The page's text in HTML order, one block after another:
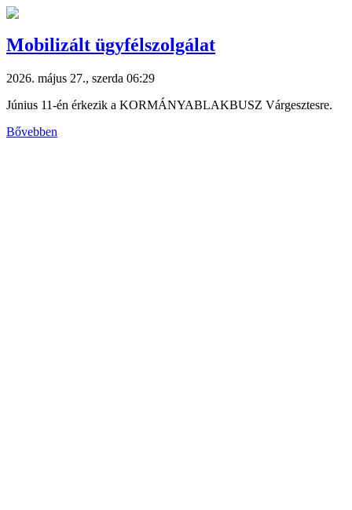
Mobilizált ügyfélszolgálat
2026. május 27., szerda 06:29
Június 11-én érkezik a KORMÁNYABLAKBUSZ Várgesztesre.
Bővebben